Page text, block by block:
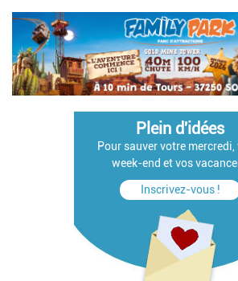
Plein d'idées
Pour sauver votre mercredi,
week-end et vos
Inscrivez-vous !